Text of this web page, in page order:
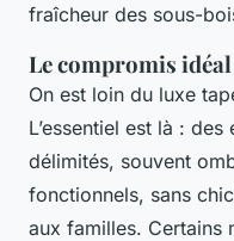
fraîcheur des sous-
Le compromis
On est loin du luxe
L’essentiel est là :
délimités, souvent
fonctionnels, sans
aux familles. Certains